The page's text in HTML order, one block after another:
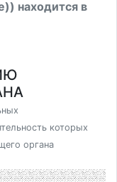
находится в
которых
органа